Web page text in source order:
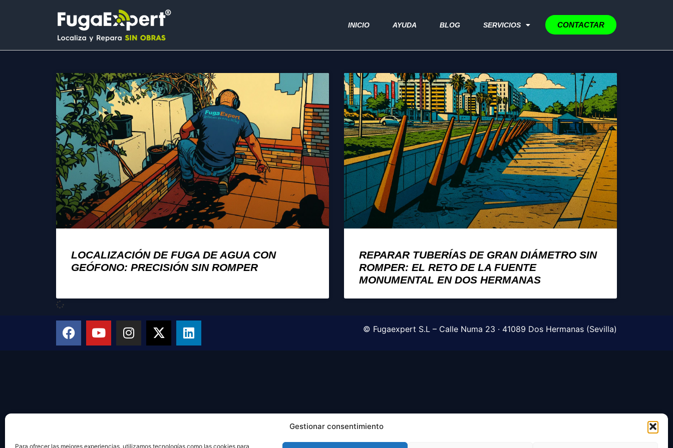
Gestionar consentimiento
Para ofrecer las mejores experiencias, utilizamos tecnologías como las cookies para
INICIO AYUDA BLOG SERVICIOS CONTACTAR
LOCALIZACIÓN DE FUGA DE AGUA CON
GEÓFONO: PRECISIÓN SIN ROMPER
REPARAR TUBERÍAS DE GRAN DIÁMETRO SIN
ROMPER: EL RETO DE LA FUENTE
MONUMENTAL EN DOS HERMANAS
© Fugaexpert S.L – Calle Numa 23 · 41089 Dos Hermanas (Sevilla)